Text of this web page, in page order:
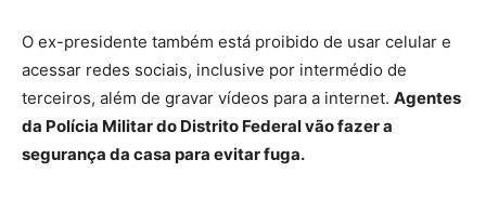
O ex-presidente também está proibido de usar celular e
acessar redes sociais, inclusive por intermédio de
terceiros, além de gravar vídeos para a internet. Agentes
da Polícia Militar do Distrito Federal vão fazer a
segurança da casa para evitar fuga.